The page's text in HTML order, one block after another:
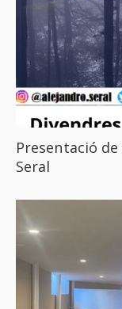
Presentació de
Seral